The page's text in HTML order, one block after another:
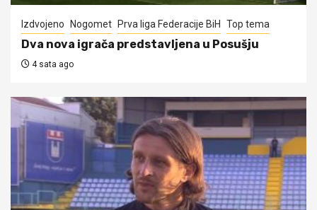
Izdvojeno Nogomet Prva liga Federacije BiH Top tema
Dva nova igrača predstavljena u Posušju
4 sata ago